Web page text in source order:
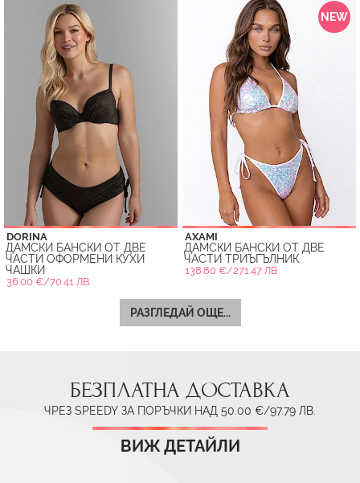
DORINA
ДАМСКИ БАНСКИ ОТ ДВЕ
ЧАСТИ ОФОРМЕНИ КУХИ
ЧАШКИ
36.00 €/70.41 ЛВ.
NEW
AXAMI
ДАМСКИ БАНСКИ ОТ ДВЕ
ЧАСТИ ТРИЪГЪЛНИК
138.80 €/271.47 ЛВ.
РАЗГЛЕДАЙ ОЩЕ...
БЕЗПЛАТНА ДОСТАВКА
ЧРЕЗ SPEEDY ЗА ПОРЪЧКИ НАД 50.00 €/97.79 ЛВ.
ВИЖ ДЕТАЙЛИ